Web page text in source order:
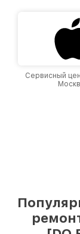
Сервисный